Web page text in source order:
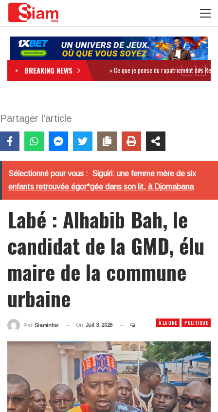
BREAKING NEWS
Partager l'article
Sélectionné pour vous : Siguiri: une femme mère de six
enfants retrouvée égor*gée dans son lit, à Djomabana
Labé : Alhabib Bah, le
candidat de la GMD, élu
maire de la commune
urbaine
À LA UNE POLITIQUE
Par Siaminfos On Juil 3, 2026